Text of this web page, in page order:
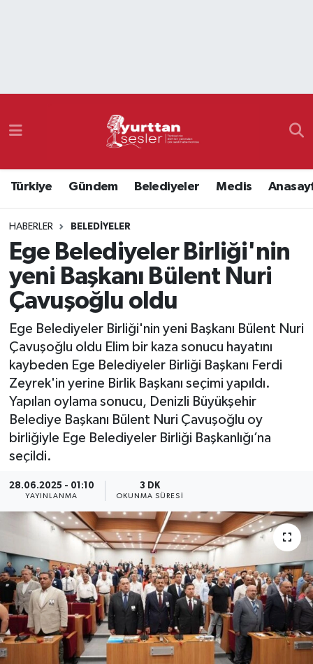
Türkiye Gündem Belediyeler Meclis
HABERLER BELEDIYELER
Ege Belediyeler Birliği'nin
yeni Başkanı Bülent Nuri
Çavuşoğlu oldu
Ege Belediyeler Birliği'nin yeni Başkanı Bülent Nuri
Çavuşoğlu oldu Elim bir kaza sonucu hayatını
kaybeden Ege Belediyeler Birliği Başkanı Ferdi
Zeyrek'in yerine Birlik Başkanı seçimi yapıldı.
Yapılan oylama sonucu, Denizli Büyükşehir
Belediye Başkanı Bülent Nuri Çavuşoğlu oy
birliğiyle Ege Belediyeler Birliği Başkanlığı’na
seçildi.
28.06.2025 - 01:10
YAYINLANMA
3 DK
OKUNMA SÜRESI
Namaz Vakitleri
Süper Lig Puan Durumu ve Fikstür
Tüm Manşetler
Son Dakika Haberleri
Haber Arşivi